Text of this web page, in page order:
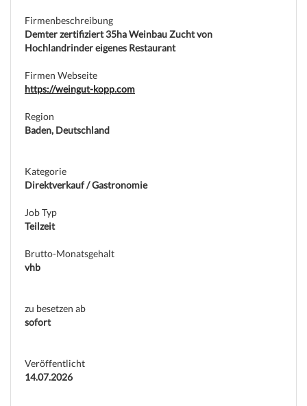
Firmenbeschreibung
Demter zertifiziert 35ha Weinbau Zucht von
Hochlandrinder eigenes Restaurant
Firmen Webseite
https://weingut-kopp.com
Region
Baden, Deutschland
Kategorie
Direktverkauf / Gastronomie
Job Typ
Teilzeit
Brutto-Monatsgehalt
vhb
zu besetzen ab
sofort
Veröffentlicht
14.07.2026